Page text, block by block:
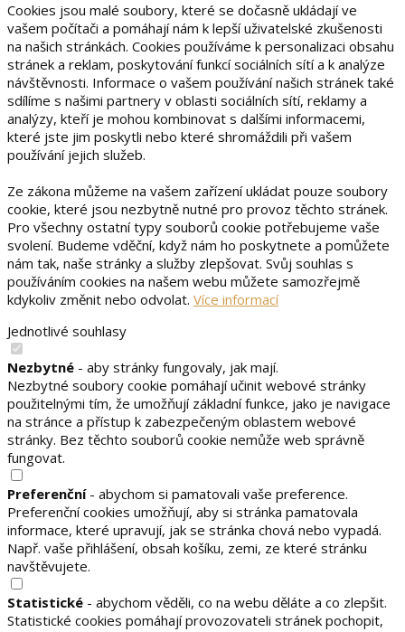
Cookies jsou malé soubory, které se dočasně ukládají ve
vašem počítači a pomáhají nám k lepší uživatelské zkušenosti
na našich stránkách. Cookies používáme k personalizaci obsahu
stránek a reklam, poskytování funkcí sociálních sítí a k analýze
návštěvnosti. Informace o vašem používání našich stránek také
sdílíme s našimi partnery v oblasti sociálních sítí, reklamy a
analýzy, kteří je mohou kombinovat s dalšími informacemi,
které jste jim poskytli nebo které shromáždili při vašem
používání jejich služeb.
Ze zákona můžeme na vašem zařízení ukládat pouze soubory
cookie, které jsou nezbytně nutné pro provoz těchto stránek.
Pro všechny ostatní typy souborů cookie potřebujeme vaše
svolení. Budeme vděční, když nám ho poskytnete a pomůžete
nám tak, naše stránky a služby zlepšovat. Svůj souhlas s
používáním cookies na našem webu můžete samozřejmě
kdykoliv změnit nebo odvolat. Více informací
Jednotlivé souhlasy
Nezbytné - aby stránky fungovaly, jak mají.
Nezbytné soubory cookie pomáhají učinit webové stránky
použitelnými tím, že umožňují základní funkce, jako je navigace
na stránce a přístup k zabezpečeným oblastem webové
stránky. Bez těchto souborů cookie nemůže web správně
fungovat.
Preferenční- abychom si pamatovali vaše preference.
Preferenční cookies umožňují, aby si stránka pamatovala
informace, které upravují, jak se stránka chová nebo vypadá.
Např. vaše přihlášení, obsah košíku, zemi, ze které stránku
navštěvujete.
Statistické - abychom věděli, co na webu děláte a co zlepšit.
Statistické cookies pomáhají provozovateli stránek pochopit,